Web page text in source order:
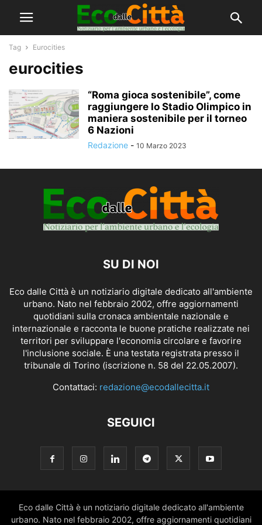
Tag Eurocities
eurocities
“Roma gioca sostenibile”, come
raggiungere lo Stadio Olimpico in
maniera sostenibile per il torneo
6 Nazioni
Redazione - 10 Marzo 2023
SU DI NOI
Eco dalle Città è un notiziario digitale dedicato all'ambiente
urbano. Nato nel febbraio 2002, offre aggiornamenti
quotidiani sulla cronaca ambientale nazionale e
internazionale e racconta le buone pratiche realizzate nei
territori per sviluppare l'economia circolare e favorire
l'inclusione sociale. È una testata registrata presso il
tribunale di Torino (iscrizione n. 58 del 22.05.2007).
Contattaci: redazione@ecodallecitta.it
SEGUICI
Eco dalle Città è un notiziario digitale dedicato all'ambiente
urbano. Nato nel febbraio 2002, offre aggiornamenti quotidiani